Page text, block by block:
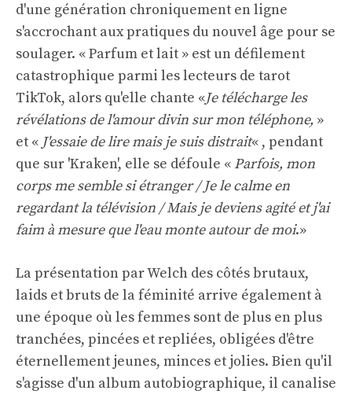
d'une génération chroniquement en ligne
s'accrochant aux pratiques du nouvel âge pour se
soulager. « Parfum et lait » est un défilement
catastrophique parmi les lecteurs de tarot
TikTok, alors qu'elle chante «Je télécharge les
révélations de l'amour divin sur mon téléphone, »
et « J'essaie de lire mais je suis distrait« , pendant
que sur 'Kraken', elle se défoule « Parfois, mon
corps me semble si étranger / Je le calme en
regardant la télévision / Mais je deviens agité et j'ai
faim à mesure que l'eau monte autour de moi.»
La présentation par Welch des côtés brutaux,
laids et bruts de la féminité arrive également à
une époque où les femmes sont de plus en plus
tranchées, pincées et repliées, obligées d'être
éternellement jeunes, minces et jolies. Bien qu'il
s'agisse d'un album autobiographique, il canalise